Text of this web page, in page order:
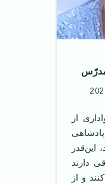
مدرّس
از
دارند
و از